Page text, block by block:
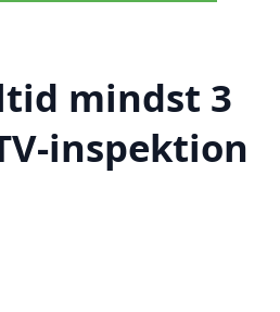
mindst 3
inspektion